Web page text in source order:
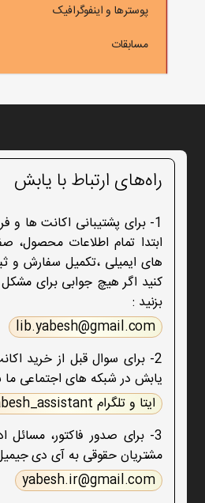
پوسترها و اینفوگرافیک
مسابقات
راه‌های ارتباط با یابش
1- برای پشتیبانی اکانت ها و
ابتدا تمام اطلاعات محصول،
های ایمیلی ،تکمیل سفارش و
کنید اگر هیچ جوابی برای مشکل
بزنید :
lib.yabesh@gmail.com
2- برای سوال قبل از خرید
یابش در شبکه های اجتماعی ما
ایتا و تلگرام yabesh_assistant@
3- برای صدور فاکتور، مسائل
مشتریان حقوقی به آی دی
yabesh.ir@gmail.com